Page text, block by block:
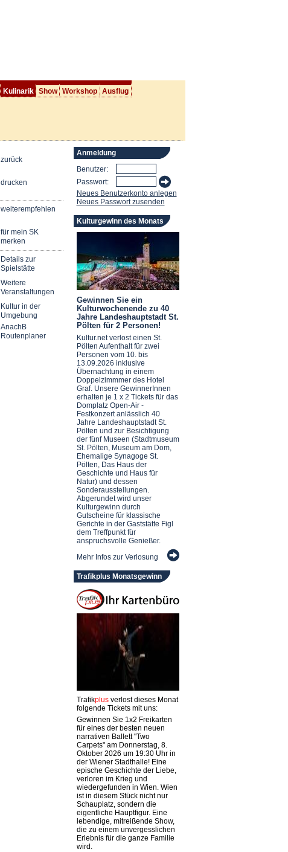
Kulinarik Show Workshop Ausflug
zurück
drucken
weiterempfehlen
für mein SK
merken
Details zur
Spielstätte
Weitere
Veranstaltungen
Kultur in der
Umgebung
AnachB
Routenplaner
Anmeldung
Benutzer:
Passwort:
Neues Benutzerkonto anlegen
Neues Passwort zusenden
Kulturgewinn des Monats
Gewinnen Sie ein
Kulturwochenende zu 40
Jahre Landeshauptstadt St.
Pölten für 2 Personen!
Kultur.net verlost einen St.
Pölten Aufenthalt für zwei
Personen vom 10. bis
13.09.2026 inklusive
Übernachtung in einem
Doppelzimmmer des Hotel
Graf. Unsere GewinnerInnen
erhalten je 1 x 2 Tickets für das
Domplatz Open-Air -
Festkonzert anlässlich 40
Jahre Landeshauptstadt St.
Pölten und zur Besichtigung
der fünf Museen (Stadtmuseum
St. Pölten, Museum am Dom,
Ehemalige Synagoge St.
Pölten, Das Haus der
Geschichte und Haus für
Natur) und dessen
Sonderausstellungen.
Abgerundet wird unser
Kulturgewinn durch
Gutscheine für klassische
Gerichte in der Gaststätte Figl
dem Treffpunkt für
anspruchsvolle Genießer.
Mehr Infos zur Verlosung
Trafikplus Monatsgewinn
Trafikplusverlost dieses Monat
folgende Tickets mit uns:
Gewinnen Sie 1x2 Freikarten
für eines der besten neuen
narrativen Ballett "Two
Carpets" am Donnerstag, 8.
Oktober 2026 um 19:30 Uhr in
der Wiener Stadthalle! Eine
epische Geschichte der Liebe,
verloren im Krieg und
wiedergefunden in Wien. Wien
ist in diesem Stück nicht nur
Schauplatz, sondern die
eigentliche Hauptfigur. Eine
lebendige, mitreißende Show,
die zu einem unvergesslichen
Erlebnis für die ganze Familie
wird.